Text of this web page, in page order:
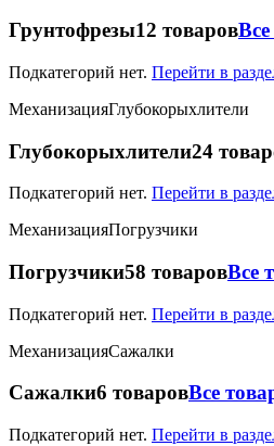
Грунтофрезы12 товаров
Подкатегорий нет. Перейти в
МеханизацияГлубокорыхлители
Глубокорыхлители24
Подкатегорий нет. Перейти в
МеханизацияПогрузчики
Погрузчики58 товаровВсе
Подкатегорий нет. Перейти в
МеханизацияСажалки
Сажалки6 товаровВсе
Подкатегорий нет. Перейти в